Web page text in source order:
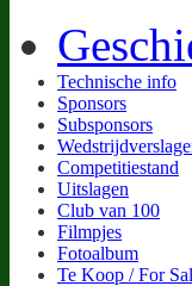
Technische info
Sponsors
Subsponsors
Competitiestand
Uitslagen
Club van 100
Filmpjes
Fotoalbum
Te Koop / For